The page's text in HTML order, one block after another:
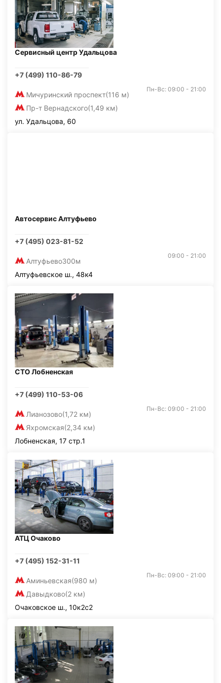
Сервисный центр Удальцова
+7 (499) 110-86-79
Мичуринский проспект(116 м)
Пр-т Вернадского(1,49 км)
Пн-Вс: 09:00 - 21:00
ул. Удальцова, 60
Автосервис Алтуфьево
+7 (495) 023-81-52
Алтуфьево300м
09:00 - 21:00
Алтуфьевское ш., 48к4
СТО Лобненская
+7 (499) 110-53-06
Лианозово(1,72 км)
Яхромская(2,34 км)
Пн-Вс: 09:00 - 21:00
Лобненская, 17 стр.1
АТЦ Очаково
+7 (495) 152-31-11
Аминьевская(980 м)
Давыдково(2 км)
Пн-Вс: 09:00 - 21:00
Очаковское ш., 10к2с2